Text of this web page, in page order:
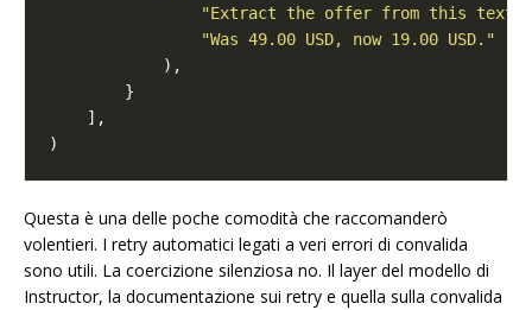
"Extract the offer from this text.
"Was 49.00 USD, now 19.00 USD."
Questa è una delle poche comodità che raccomanderò
volentieri. I retry automatici legati a veri errori di convalida
sono utili. La coercizione silenziosa no. Il layer del modello di
Instructor, la documentazione sui retry e quella sulla convalida